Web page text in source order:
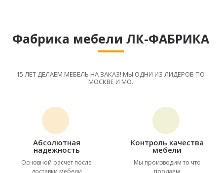
Фабрика мебели ЛК-ФАБРИКА
15 ЛЕТ ДЕЛАЕМ МЕБЕЛЬ НА ЗАКАЗ! МЫ ОДНИ ИЗ ЛИДЕРОВ ПО
МОСКВЕ И МО.
Абсолютная
надежность
Основной расчет после
доставки мебели
Контроль качества
мебели
Мы производим то что
продаем